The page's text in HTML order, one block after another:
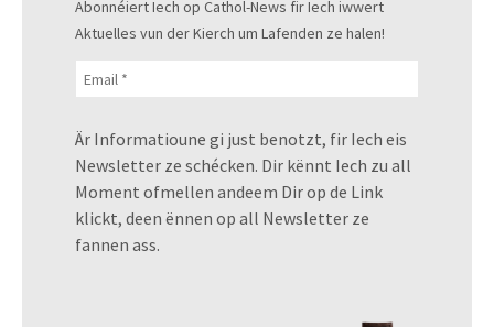
Abonnéiert Iech op Cathol-News fir Iech iwwert
Aktuelles vun der Kierch um Lafenden ze halen!
Är Informatioune gi just benotzt, fir Iech eis
Newsletter ze schécken. Dir kënnt Iech zu all
Moment ofmellen andeem Dir op de Link
klickt, deen ënnen op all Newsletter ze
fannen ass.